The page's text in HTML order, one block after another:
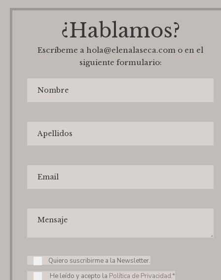
¿Hablamos?
Escríbeme a hola@elenalaseca.com o en el
siguiente formulario:
Quiero suscribirme a la Newsletter.
He leído y acepto la Política de Privacidad.*